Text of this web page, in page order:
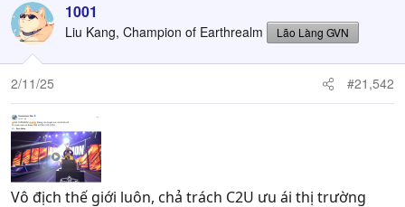
1001
Liu Kang, Champion of Earthrealm Lão Làng GVN
2/11/25 #21,542
Vô địch thế giới luôn, chả trách C2U ưu ái thị trường